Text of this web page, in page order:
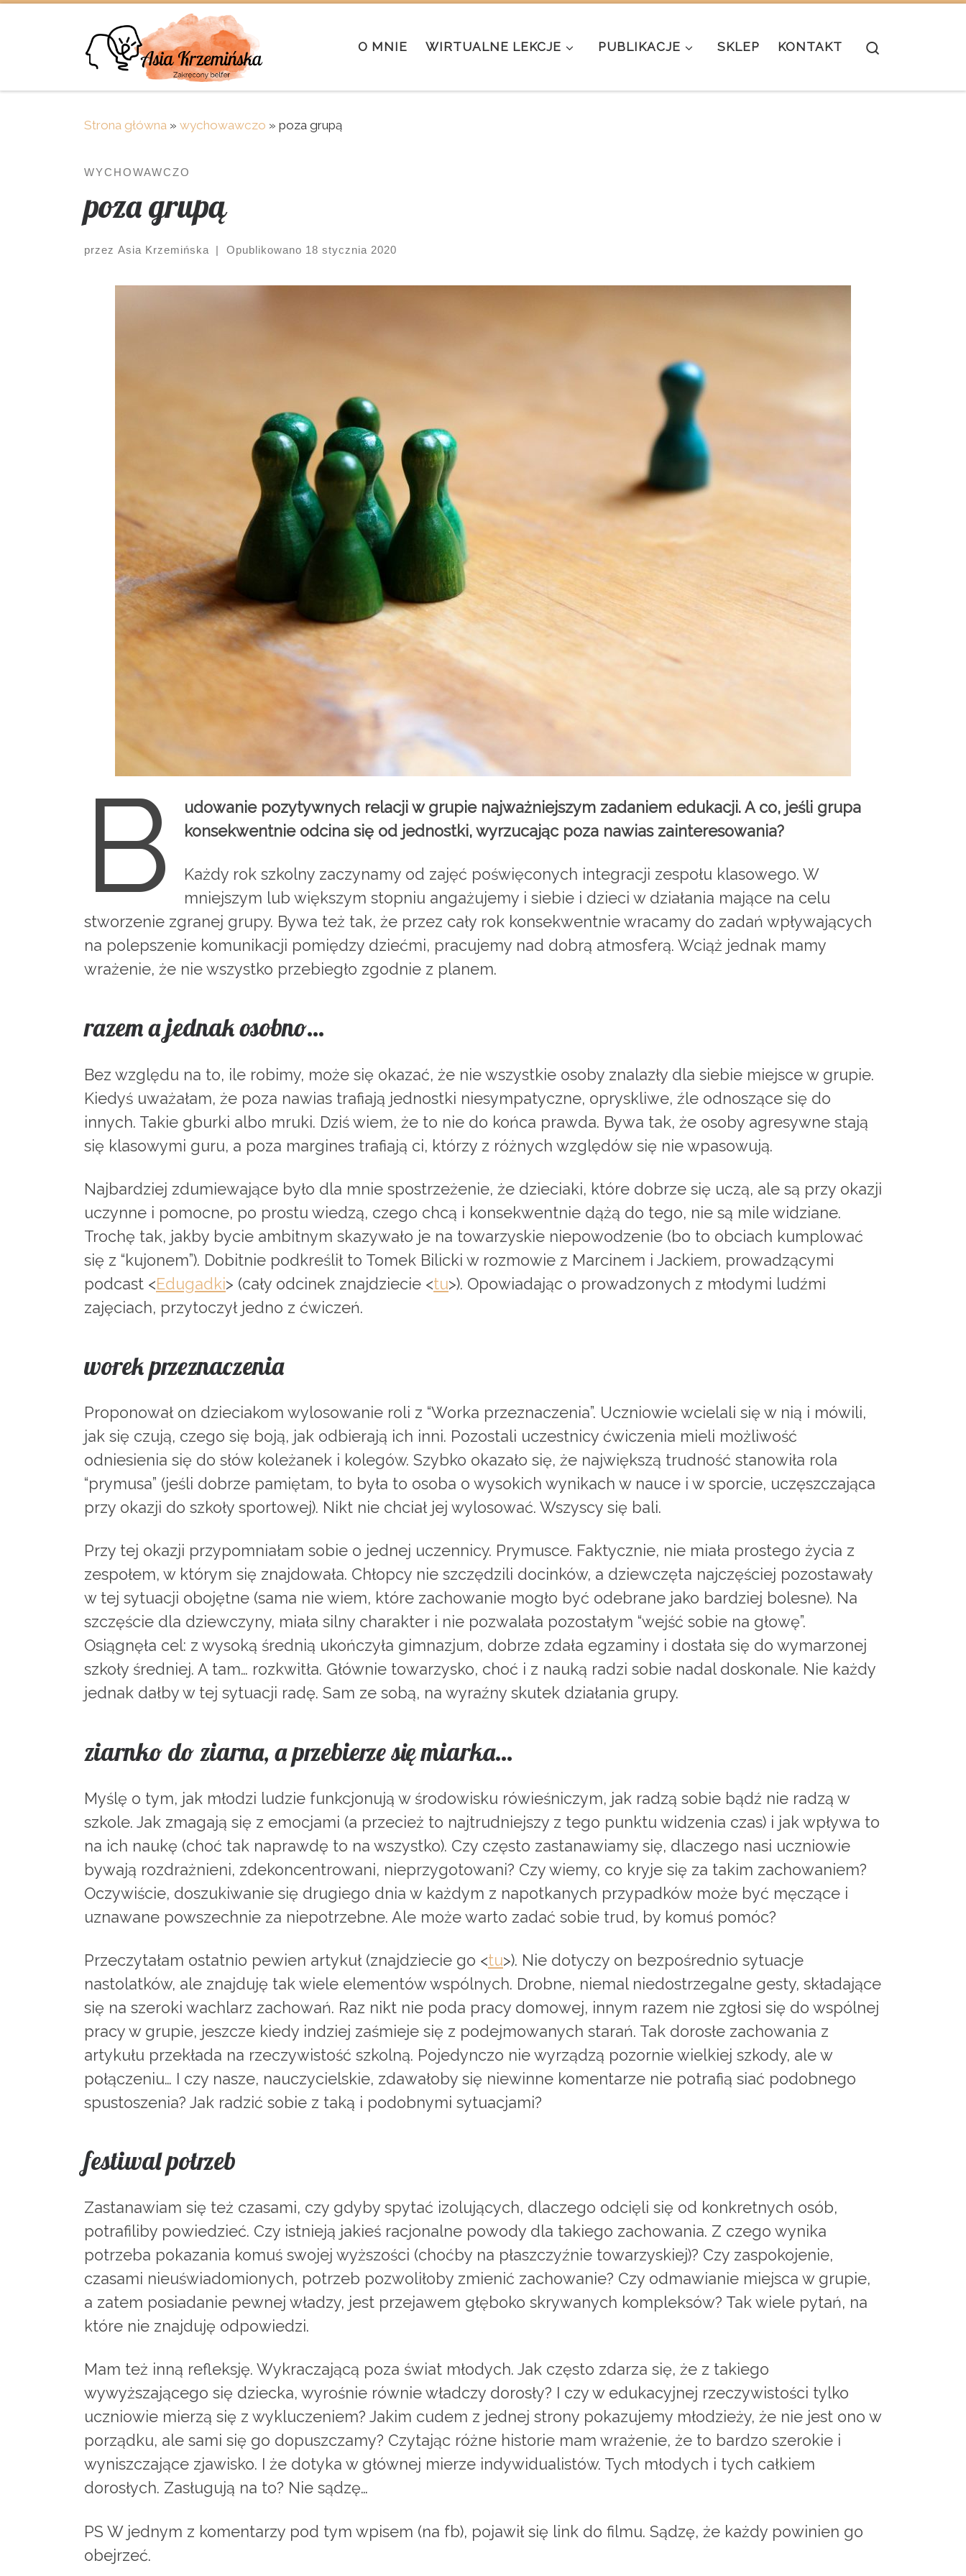
O MNIE WIRTUALNE LEKCJE PUBLIKACJE SKLEP KONTAKT
Strona główna » wychowawczo » poza grupą
WYCHOWAWCZO
poza grupą
przez Asia Krzemińska | Opublikowano 18 stycznia 2020
B
udowanie pozytywnych relacji w grupie najważniejszym zadaniem edukacji. A co, jeśli grupa
konsekwentnie odcina się od jednostki, wyrzucając poza nawias zainteresowania?
Każdy rok szkolny zaczynamy od zajęć poświęconych integracji zespołu klasowego. W
mniejszym lub większym stopniu angażujemy i siebie i dzieci w działania mające na celu
stworzenie zgranej grupy. Bywa też tak, że przez cały rok konsekwentnie wracamy do zadań wpływających
na polepszenie komunikacji pomiędzy dziećmi, pracujemy nad dobrą atmosferą. Wciąż jednak mamy
wrażenie, że nie wszystko przebiegło zgodnie z planem.
razem a jednak osobno…
Bez względu na to, ile robimy, może się okazać, że nie wszystkie osoby znalazły dla siebie miejsce w grupie.
Kiedyś uważałam, że poza nawias trafiają jednostki niesympatyczne, opryskliwe, źle odnoszące się do
innych. Takie gburki albo mruki. Dziś wiem, że to nie do końca prawda. Bywa tak, że osoby agresywne stają
się klasowymi guru, a poza margines trafiają ci, którzy z różnych względów się nie wpasowują.
Najbardziej zdumiewające było dla mnie spostrzeżenie, że dzieciaki, które dobrze się uczą, ale są przy okazji
uczynne i pomocne, po prostu wiedzą, czego chcą i konsekwentnie dążą do tego, nie są mile widziane.
Trochę tak, jakby bycie ambitnym skazywało je na towarzyskie niepowodzenie (bo to obciach kumplować
się z “kujonem”). Dobitnie podkreślił to Tomek Bilicki w rozmowie z Marcinem i Jackiem, prowadzącymi
podcast <Edugadki> (cały odcinek znajdziecie <tu>). Opowiadając o prowadzonych z młodymi ludźmi
zajęciach, przytoczył jedno z ćwiczeń.
worek przeznaczenia
Proponował on dzieciakom wylosowanie roli z “Worka przeznaczenia”. Uczniowie wcielali się w nią i mówili,
jak się czują, czego się boją, jak odbierają ich inni. Pozostali uczestnicy ćwiczenia mieli możliwość
odniesienia się do słów koleżanek i kolegów. Szybko okazało się, że największą trudność stanowiła rola
“prymusa” (jeśli dobrze pamiętam, to była to osoba o wysokich wynikach w nauce i w sporcie, uczęszczająca
przy okazji do szkoły sportowej). Nikt nie chciał jej wylosować. Wszyscy się bali.
Przy tej okazji przypomniałam sobie o jednej uczennicy. Prymusce. Faktycznie, nie miała prostego życia z
zespołem, w którym się znajdowała. Chłopcy nie szczędzili docinków, a dziewczęta najczęściej pozostawały
w tej sytuacji obojętne (sama nie wiem, które zachowanie mogło być odebrane jako bardziej bolesne). Na
szczęście dla dziewczyny, miała silny charakter i nie pozwalała pozostałym “wejść sobie na głowę”.
Osiągnęła cel: z wysoką średnią ukończyła gimnazjum, dobrze zdała egzaminy i dostała się do wymarzonej
szkoły średniej. A tam… rozkwitła. Głównie towarzysko, choć i z nauką radzi sobie nadal doskonale. Nie każdy
jednak dałby w tej sytuacji radę. Sam ze sobą, na wyraźny skutek działania grupy.
ziarnko do ziarna, a przebierze się miarka…
Myślę o tym, jak młodzi ludzie funkcjonują w środowisku rówieśniczym, jak radzą sobie bądź nie radzą w
szkole. Jak zmagają się z emocjami (a przecież to najtrudniejszy z tego punktu widzenia czas) i jak wpływa to
na ich naukę (choć tak naprawdę to na wszystko). Czy często zastanawiamy się, dlaczego nasi uczniowie
bywają rozdrażnieni, zdekoncentrowani, nieprzygotowani? Czy wiemy, co kryje się za takim zachowaniem?
Oczywiście, doszukiwanie się drugiego dnia w każdym z napotkanych przypadków może być męczące i
uznawane powszechnie za niepotrzebne. Ale może warto zadać sobie trud, by komuś pomóc?
Przeczytałam ostatnio pewien artykuł (znajdziecie go <tu>). Nie dotyczy on bezpośrednio sytuacje
nastolatków, ale znajduję tak wiele elementów wspólnych. Drobne, niemal niedostrzegalne gesty, składające
się na szeroki wachlarz zachowań. Raz nikt nie poda pracy domowej, innym razem nie zgłosi się do wspólnej
pracy w grupie, jeszcze kiedy indziej zaśmieje się z podejmowanych starań. Tak dorosłe zachowania z
artykułu przekłada na rzeczywistość szkolną. Pojedynczo nie wyrządzą pozornie wielkiej szkody, ale w
połączeniu… I czy nasze, nauczycielskie, zdawałoby się niewinne komentarze nie potrafią siać podobnego
spustoszenia? Jak radzić sobie z taką i podobnymi sytuacjami?
festiwal potrzeb
Zastanawiam się też czasami, czy gdyby spytać izolujących, dlaczego odcięli się od konkretnych osób,
potrafiliby powiedzieć. Czy istnieją jakieś racjonalne powody dla takiego zachowania. Z czego wynika
potrzeba pokazania komuś swojej wyższości (choćby na płaszczyźnie towarzyskiej)? Czy zaspokojenie,
czasami nieuświadomionych, potrzeb pozwoliłoby zmienić zachowanie? Czy odmawianie miejsca w grupie,
a zatem posiadanie pewnej władzy, jest przejawem głęboko skrywanych kompleksów? Tak wiele pytań, na
które nie znajduję odpowiedzi.
Mam też inną refleksję. Wykraczającą poza świat młodych. Jak często zdarza się, że z takiego
wywyższającego się dziecka, wyrośnie równie władczy dorosły? I czy w edukacyjnej rzeczywistości tylko
uczniowie mierzą się z wykluczeniem? Jakim cudem z jednej strony pokazujemy młodzieży, że nie jest ono w
porządku, ale sami się go dopuszczamy? Czytając różne historie mam wrażenie, że to bardzo szerokie i
wyniszczające zjawisko. I że dotyka w głównej mierze indywidualistów. Tych młodych i tych całkiem
dorosłych. Zasługują na to? Nie sądzę…
PS W jednym z komentarzy pod tym wpisem (na fb), pojawił się link do filmu. Sądzę, że każdy powinien go
obejrzeć.